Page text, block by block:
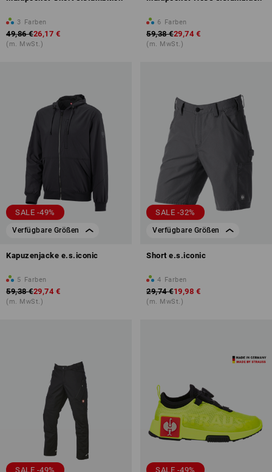
3 Farben
49,86 €26,17 €
(m. MwSt.)
6 Farben
59,38 €29,74 €
(m. MwSt.)
SALE -49%
Verfügbare Größen
Kapuzenjacke e.s.iconic
5 Farben
59,38 €29,74 €
(m. MwSt.)
SALE -32%
Verfügbare Größen
Short e.s.iconic
4 Farben
29,74 €19,98 €
(m. MwSt.)
SALE -49% SALE -49%